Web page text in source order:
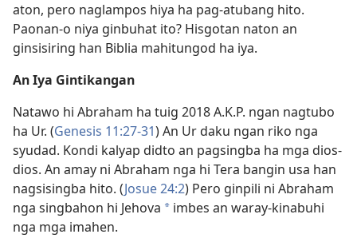
aton, pero naglampos hiya ha pag-atubang hito.
Paonan-o niya ginbuhat ito? Hisgotan naton an
ginsisiring han Biblia mahitungod ha iya.
An Iya Gintikangan
Natawo hi Abraham ha tuig 2018 A.K.P. ngan nagtubo
ha Ur. (Genesis 11:27-31) An Ur daku ngan riko nga
syudad. Kondi kalyap didto an pagsingba ha mga dios-
dios. An amay ni Abraham nga hi Tera bangin usa han
nagsisingba hito. (Josue 24:2) Pero ginpili ni Abraham
nga singbahon hi Jehova * imbes an waray-kinabuhi
nga mga imahen.